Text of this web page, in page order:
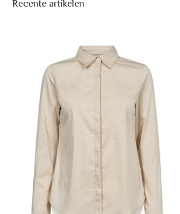
Recente artikelen